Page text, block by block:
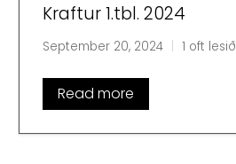
Kraftur 1.tbl. 2024
September 20, 2024 1 oft lesið
Read more